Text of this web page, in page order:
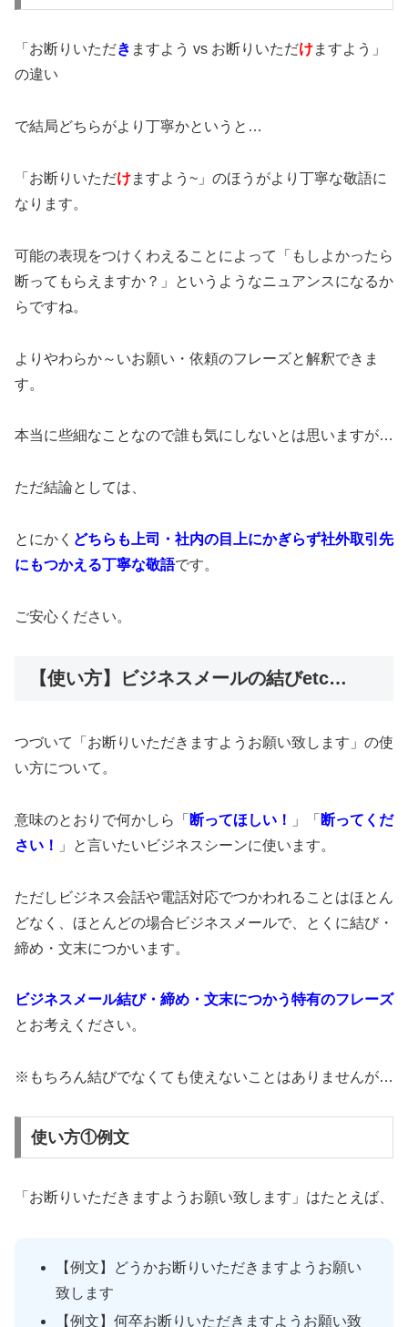
「お断りいただき ますよう vs お断りいただけますよう」
の違い
で結局どちらがより丁寧かというと…
「お断りいただけますよう~」のほうがより丁寧な敬語に
なります。
可能の表現をつけくわえることによって「もしよかったら
断ってもらえますか？」というようなニュアンスになるか
らですね。
よりやわらか～いお願い・依頼のフレーズと解釈できま
す。
本当に些細なことなので誰も気にしないとは思いますが…
ただ結論としては、
とにかく どちらも上司・社内の目上にかぎらず社外取引先
にもつかえる丁寧な敬語です。
ご安心ください。
【使い方】ビジネスメールの結びetc…
つづいて「お断りいただきますようお願い致します」の使
い方について。
意味のとおりで何かしら「 断ってほしい！ 」「 断ってくだ
さい！
」と言いたいビジネスシーンに使います。
ただしビジネス会話や電話対応でつかわれることはほとん
どなく、ほとんどの場合ビジネスメールで、とくに結び・
締め・文末につかいます。
ビジネスメール結び・締め・文末につかう特有のフレーズ
とお考えください。
※もちろん結びでなくても使えないことはありませんが…
使い方①例文
「お断りいただきますようお願い致します」はたとえば、
【例文】どうかお断りいただきますようお願い
致します
【例文】何卒お断りいただきますようお願い致